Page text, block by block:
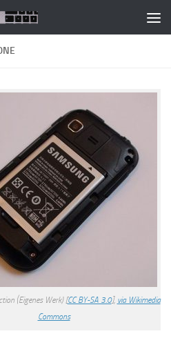
(Eigenes Werk) [CC BY-SA 3.0], via Wikimedia
Commons